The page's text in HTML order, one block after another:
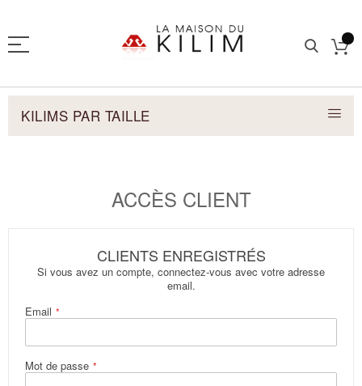
KILIMS PAR TAILLE
ACCÈS CLIENT
CLIENTS ENREGISTRÉS
Si vous avez un compte, connectez-vous avec votre adresse
email.
Email
Mot de passe